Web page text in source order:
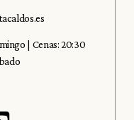
| Cenas: 20:30